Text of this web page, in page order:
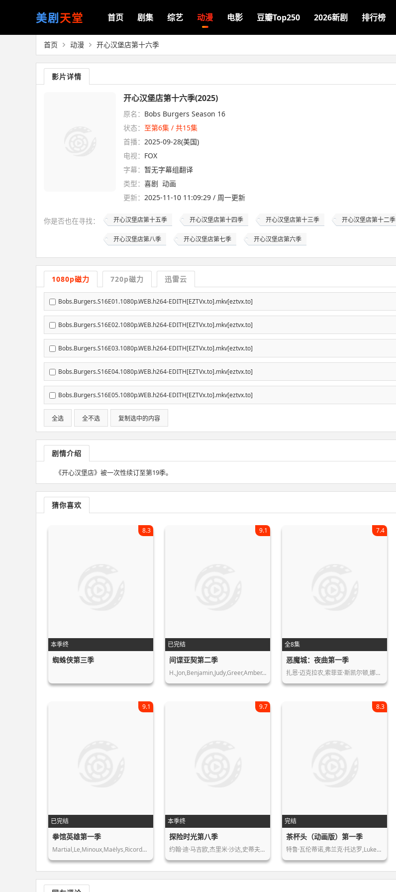
美剧天堂 首页 剧集 综艺 动漫 电影 豆瓣Top250 2026新剧 排行榜
首页 动漫 开心汉堡店第十六季
影片详情
开心汉堡店第十六季(2025)
原名： Bobs Burgers Season 16
状态： 至第6集 / 共15集
首播： 2025-09-28(美国)
电视： FOX
字幕： 暂无字幕组翻译
类型： 喜剧 动画
更新： 2025-11-10 11:09:29 / 周一更新
你是否也在寻找： 开心汉堡店第十五季 开心汉堡店第十四季 开心汉堡店第十三季 开心汉堡店第十二季
开心汉堡店第八季 开心汉堡店第七季 开心汉堡店第六季
1080p磁力 720p磁力 迅雷云
Bobs.Burgers.S16E01.1080p.WEB.h264-EDITH[EZTVx.to].mkv[eztvx.to]
Bobs.Burgers.S16E02.1080p.WEB.h264-EDITH[EZTVx.to].mkv[eztvx.to]
Bobs.Burgers.S16E03.1080p.WEB.h264-EDITH[EZTVx.to].mkv[eztvx.to]
Bobs.Burgers.S16E04.1080p.WEB.h264-EDITH[EZTVx.to].mkv[eztvx.to]
Bobs.Burgers.S16E05.1080p.WEB.h264-EDITH[EZTVx.to].mkv[eztvx.to]
全选 全不选 复制选中的内容
剧情介绍
《开心汉堡店》被一次性续订至第19季。
猜你喜欢
本季终
8.3
蜘蛛侠第三季
已完结
9.1
间谍亚契第二季
H.,Jon,Benjamin,Judy,Greer,Amber,Nas…
全8集
7.4
恶魔城：夜曲第一季
扎恩·迈克拉农,索菲亚·斯凯尔顿,娜塔…
已完结
9.1
拳馆英雄第一季
Martial,Le,Minoux,Maëlys,Ricordeau,C…
本季终
9.7
探险时光第八季
约翰·迪·马吉欧,杰里米·沙达,史蒂夫…
完结
8.3
茶杯头（动画版）第一季
特鲁·瓦伦蒂诺,弗兰克·托达罗,Luke…